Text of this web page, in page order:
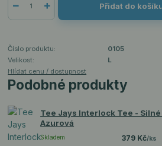
Přidat do
Číslo produktu:
0105
Velikost:
L
Hlídat cenu / dostupnost
Podobné produkty
Tee Jays Interlock Tee -
Azurová
379 Kč/ks
Skladem